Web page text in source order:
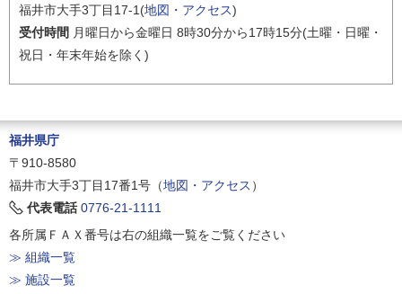
福井市大手3丁目17-1(地図・アクセス)
受付時間 月曜日から金曜日 8時30分から17時15分(土曜・日曜・
祝日・年末年始を除く)
福井県庁
〒910-8580
福井市大手3丁目17番1号（地図・アクセス ）
代表電話 0776-21-1111
各所属ＦＡＸ番号は右の組織一覧をご覧ください
≫ 組織一覧
≫ 施設一覧